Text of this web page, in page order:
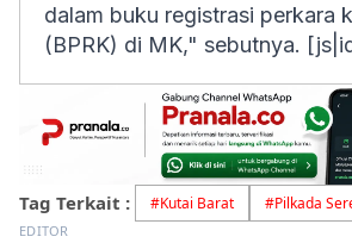
dalam buku registrasi perkara
(BPRK) di MK," sebutnya.
Tag Terkait : #Kutai Barat #Pilkada
EDITOR